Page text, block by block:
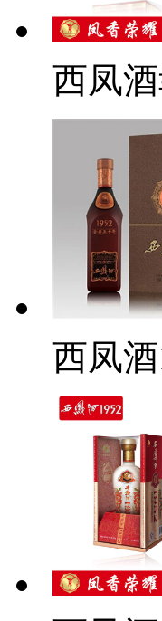
西凤
西凤